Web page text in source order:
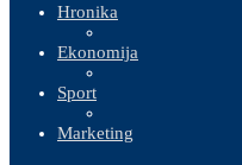
Hronika
Ekonomija
Sport
Marketing